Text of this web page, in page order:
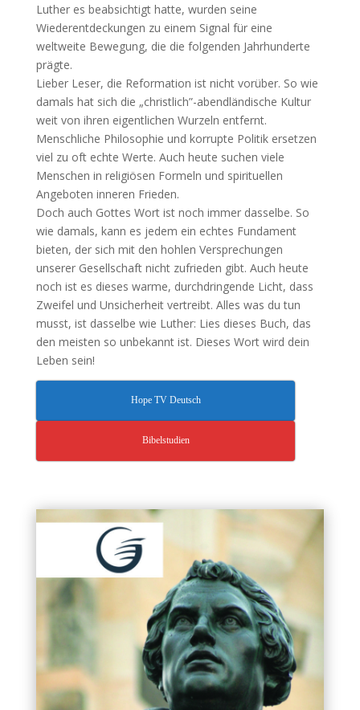
Luther es beabsichtigt hatte, wurden seine
Wiederentdeckungen zu einem Signal für eine
weltweite Bewegung, die die folgenden Jahrhunderte
prägte.
Lieber Leser, die Reformation ist nicht vorüber. So wie
damals hat sich die „christlich”-abendländische Kultur
weit von ihren eigentlichen Wurzeln entfernt.
Menschliche Philosophie und korrupte Politik ersetzen
viel zu oft echte Werte. Auch heute suchen viele
Menschen in religiösen Formeln und spirituellen
Angeboten inneren Frieden.
Doch auch Gottes Wort ist noch immer dasselbe. So
wie damals, kann es jedem ein echtes Fundament
bieten, der sich mit den hohlen Versprechungen
unserer Gesellschaft nicht zufrieden gibt. Auch heute
noch ist es dieses warme, durchdringende Licht, dass
Zweifel und Unsicherheit vertreibt. Alles was du tun
musst, ist dasselbe wie Luther: Lies dieses Buch, das
den meisten so unbekannt ist. Dieses Wort wird dein
Leben sein!
Hope TV Deutsch
Bibelstudien